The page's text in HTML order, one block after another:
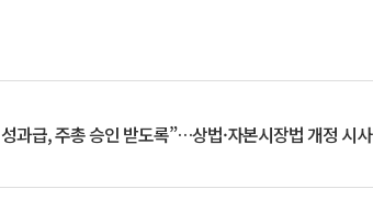
과급, 주총 승인 받도록”…상법·자본시장법 개정 시사